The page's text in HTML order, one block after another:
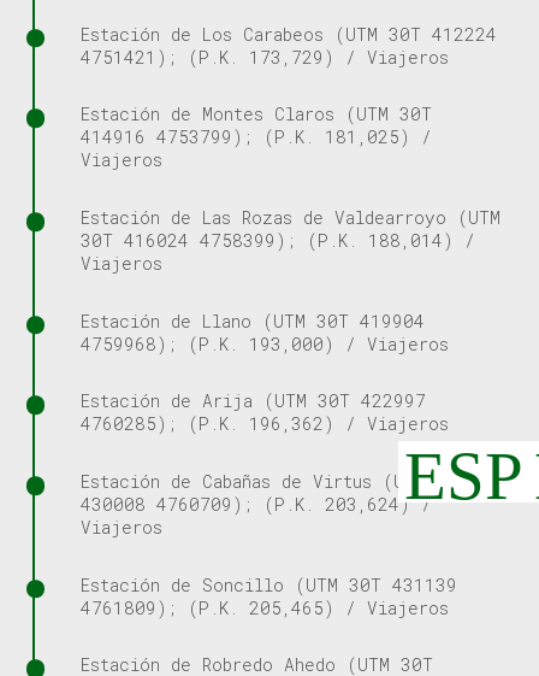
Estación de Los Carabeos (UTM 30T 412224
4751421); (P.K. 173,729) / Viajeros
Estación de Montes Claros (UTM 30T
414916 4753799); (P.K. 181,025) /
Viajeros
Estación de Las Rozas de Valdearroyo (UTM
30T 416024 4758399); (P.K. 188,014) /
Viajeros
Estación de Llano (UTM 30T 419904
4759968); (P.K. 193,000) / Viajeros
Estación de Arija (UTM 30T 422997
4760285); (P.K. 196,362) / Viajeros
Estación de Cabañas de Virtus (UTM 30T
430008 4760709); (P.K. 203,624) /
Viajeros
Estación de Soncillo (UTM 30T 431139
4761809); (P.K. 205,465) / Viajeros
Estación de Robredo Ahedo (UTM 30T
ESP